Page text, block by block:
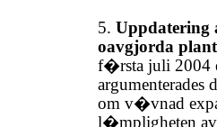
5. Uppdatering
oavgjorda
f�rsta juli 2004
om v�vnad
l�mpligheten av